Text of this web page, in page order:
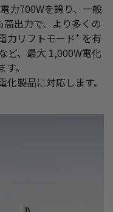
力700Wを誇り、一般
出力で、より多くの
力リフトモード* を有
ど、最大 1,000W電化
。
製品に対応します。